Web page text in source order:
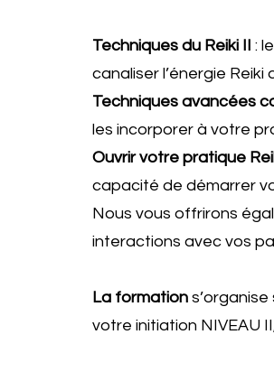
Techniques du Reiki II :
canaliser l’énergie
Techniques avancées
les incorporer à votre
Ouvrir votre pratique
capacité de démarrer
Nous vous offrirons
interactions avec vos
La formation
votre initiation NIVEAU